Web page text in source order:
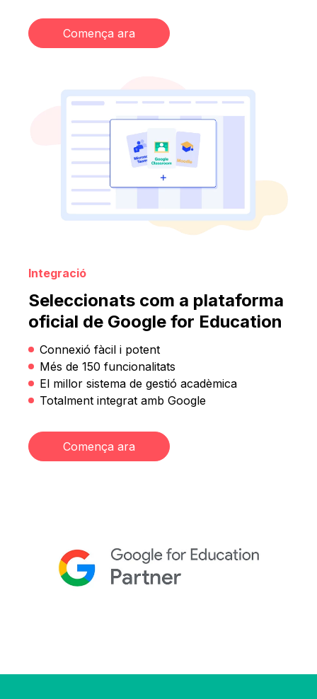
Comença ara
Integració
Seleccionats com a plataforma
oficial de Google for Education
Connexió fàcil i potent
Més de 150 funcionalitats
El millor sistema de gestió acadèmica
Totalment integrat amb Google
Comença ara